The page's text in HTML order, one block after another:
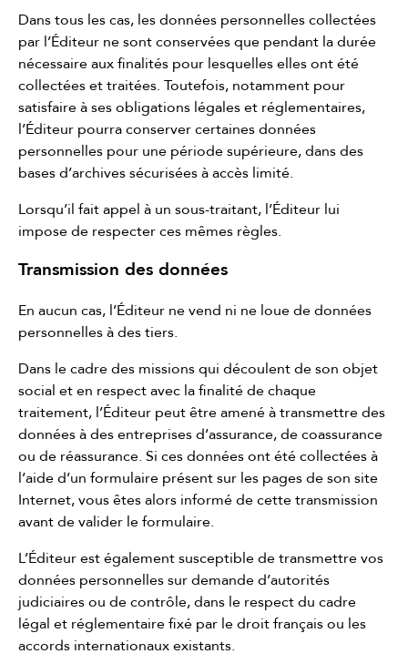
Dans tous les cas, les données personnelles collectées
par l’Éditeur ne sont conservées que pendant la durée
nécessaire aux finalités pour lesquelles elles ont été
collectées et traitées. Toutefois, notamment pour
satisfaire à ses obligations légales et réglementaires,
l’Éditeur pourra conserver certaines données
personnelles pour une période supérieure, dans des
bases d’archives sécurisées à accès limité.
Lorsqu’il fait appel à un sous-traitant, l’Éditeur lui
impose de respecter ces mêmes règles.
Transmission des données
En aucun cas, l’Éditeur ne vend ni ne loue de données
personnelles à des tiers.
Dans le cadre des missions qui découlent de son objet
social et en respect avec la finalité de chaque
traitement, l’Éditeur peut être amené à transmettre des
données à des entreprises d’assurance, de coassurance
ou de réassurance. Si ces données ont été collectées à
l’aide d’un formulaire présent sur les pages de son site
Internet, vous êtes alors informé de cette transmission
avant de valider le formulaire.
L’Éditeur est également susceptible de transmettre vos
données personnelles sur demande d’autorités
judiciaires ou de contrôle, dans le respect du cadre
légal et réglementaire fixé par le droit français ou les
accords internationaux existants.